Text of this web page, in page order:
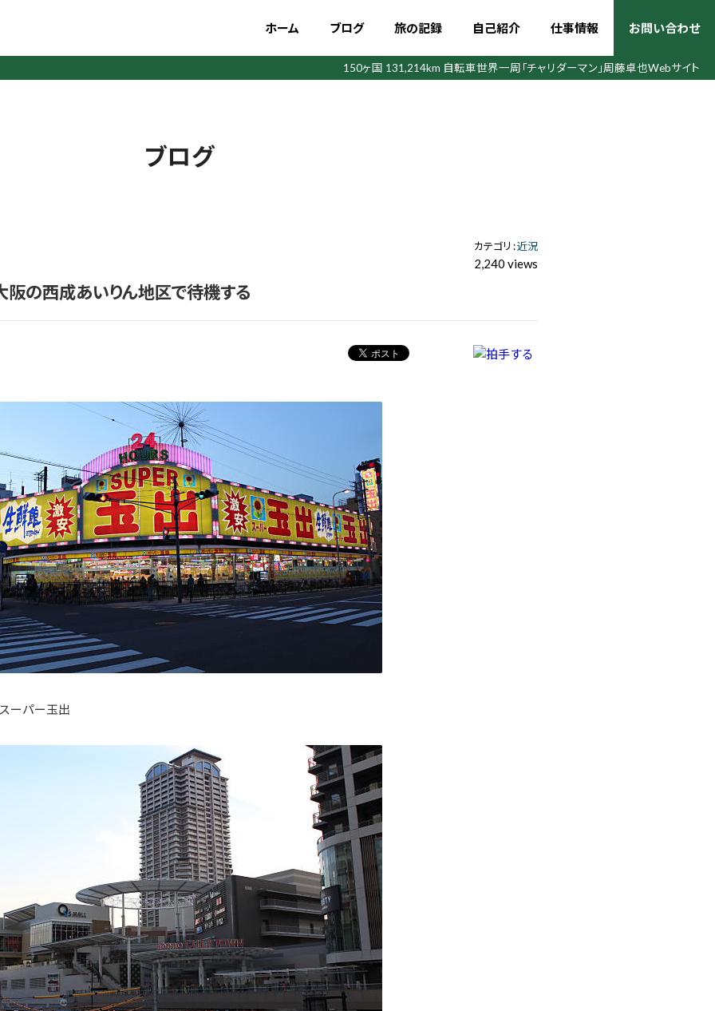
ホーム ブログ 旅の記録 自己紹介 仕事情報 お問い合わせ
150ヶ国 131,214km 自転車世界一周 「チャリダーマン」周藤卓也Webサイト
ブログ
カテゴリ :近況
2,240 views
阪の西成あいりん地区で待機する
ーパー玉出